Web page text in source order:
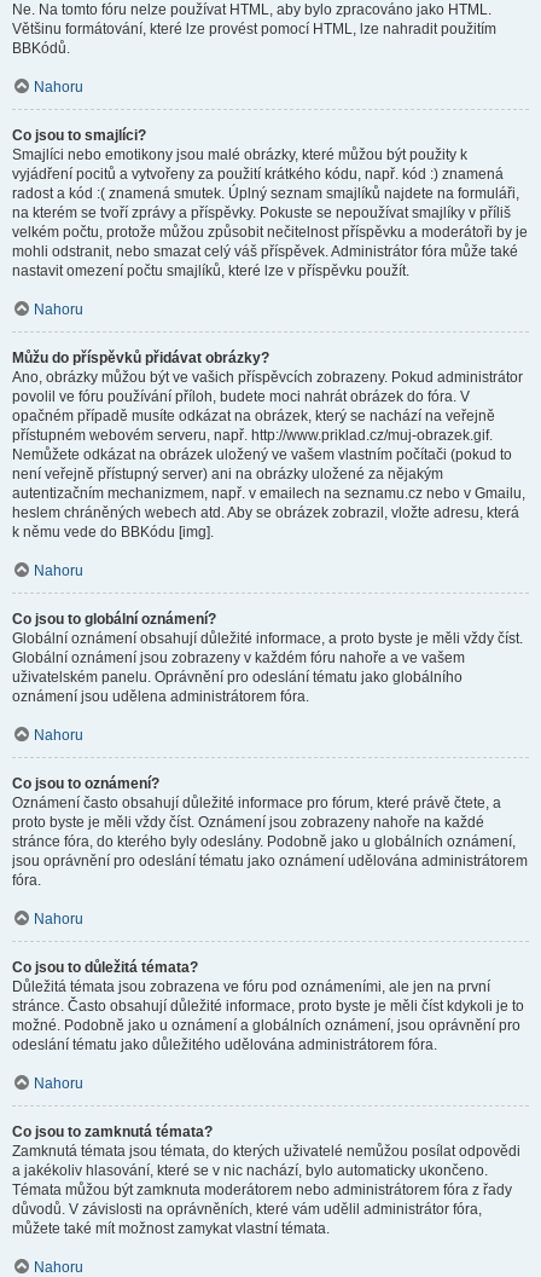
Ne. Na tomto fóru nelze používat HTML, aby bylo zpracováno jako HTML.
Většinu formátování, které lze provést pomocí HTML, lze nahradit použitím
BBKódů.
Nahoru
Co jsou to smajlíci?
Smajlíci nebo emotikony jsou malé obrázky, které můžou být použity k
vyjádření pocitů a vytvořeny za použití krátkého kódu, např. kód :) znamená
radost a kód :( znamená smutek. Úplný seznam smajlíků najdete na formuláři,
na kterém se tvoří zprávy a příspěvky. Pokuste se nepoužívat smajlíky v příliš
velkém počtu, protože můžou způsobit nečitelnost příspěvku a moderátoři by je
mohli odstranit, nebo smazat celý váš příspěvek. Administrátor fóra může také
nastavit omezení počtu smajlíků, které lze v příspěvku použít.
Nahoru
Můžu do příspěvků přidávat obrázky?
Ano, obrázky můžou být ve vašich příspěvcích zobrazeny. Pokud administrátor
povolil ve fóru používání příloh, budete moci nahrát obrázek do fóra. V
opačném případě musíte odkázat na obrázek, který se nachází na veřejně
přístupném webovém serveru, např. http://www.priklad.cz/muj-obrazek.gif.
Nemůžete odkázat na obrázek uložený ve vašem vlastním počítači (pokud to
není veřejně přístupný server) ani na obrázky uložené za nějakým
autentizačním mechanizmem, např. v emailech na seznamu.cz nebo v Gmailu,
heslem chráněných webech atd. Aby se obrázek zobrazil, vložte adresu, která
k němu vede do BBKódu [img].
Nahoru
Co jsou to globální oznámení?
Globální oznámení obsahují důležité informace, a proto byste je měli vždy číst.
Globální oznámení jsou zobrazeny v každém fóru nahoře a ve vašem
uživatelském panelu. Oprávnění pro odeslání tématu jako globálního
oznámení jsou udělena administrátorem fóra.
Nahoru
Co jsou to oznámení?
Oznámení často obsahují důležité informace pro fórum, které právě čtete, a
proto byste je měli vždy číst. Oznámení jsou zobrazeny nahoře na každé
stránce fóra, do kterého byly odeslány. Podobně jako u globálních oznámení,
jsou oprávnění pro odeslání tématu jako oznámení udělována administrátorem
fóra.
Nahoru
Co jsou to důležitá témata?
Důležitá témata jsou zobrazena ve fóru pod oznámeními, ale jen na první
stránce. Často obsahují důležité informace, proto byste je měli číst kdykoli je to
možné. Podobně jako u oznámení a globálních oznámení, jsou oprávnění pro
odeslání tématu jako důležitého udělována administrátorem fóra.
Nahoru
Co jsou to zamknutá témata?
Zamknutá témata jsou témata, do kterých uživatelé nemůžou posílat odpovědi
a jakékoliv hlasování, které se v nic nachází, bylo automaticky ukončeno.
Témata můžou být zamknuta moderátorem nebo administrátorem fóra z řady
důvodů. V závislosti na oprávněních, které vám udělil administrátor fóra,
můžete také mít možnost zamykat vlastní témata.
Nahoru